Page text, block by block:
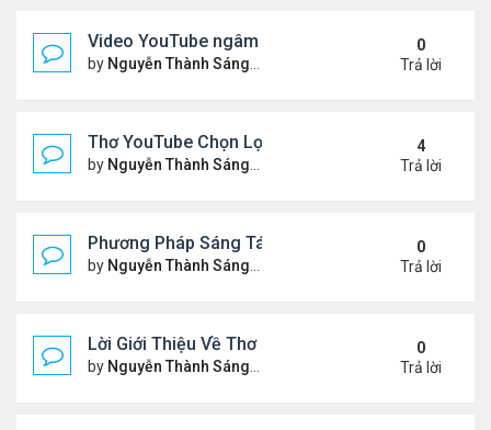
Video YouTube ngâm bài Thơ Nhạc: Chiếc Bóng
by Nguyễn Thành Sáng Thứ 4 Tháng 3 04, 2026 6:38
0
Trả lời
Thơ YouTube Chọn Lọc - Nhất Lang (1)
by Nguyễn Thành Sáng Thứ 3 Tháng 2 17, 2026 7:33
4
Trả lời
Phương Pháp Sáng Tác Thơ Nhạc Lục Bát Của
by Nguyễn Thành Sáng Thứ 7 Tháng 2 07, 2026 7:00
0
Trả lời
Lời Giới Thiệu Về Thơ Nhạc Nhất Lang
by Nguyễn Thành Sáng Thứ 6 Tháng 2 06, 2026 6:08
0
Trả lời